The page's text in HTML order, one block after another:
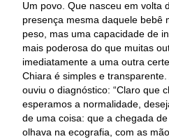
Um povo. Que nasceu em volta
presença mesma daquele bebê
peso, mas uma capacidade de
mais poderosa do que muitas
imediatamente a uma outra
Chiara é simples e
ouviu o diagnóstico: “Claro que
esperamos a normalidade,
de uma coisa: que a chegada
olhava na ecografia, com as